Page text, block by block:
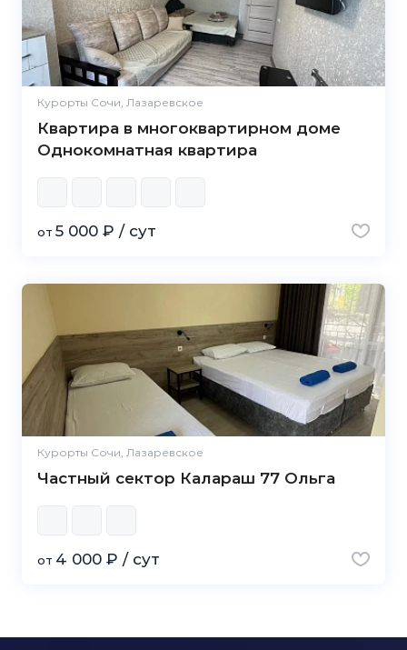
Курорты Сочи, Лазаревское
Квартира в многоквартирном доме
Однокомнатная квартира
от 5 000 ₽ / сут
Курорты Сочи, Лазаревское
Частный сектор Калараш 77 Ольга
от 4 000 ₽ / сут